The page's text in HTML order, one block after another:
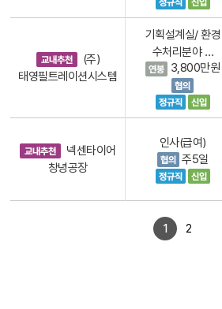
(주)
태영필트레이션시스템
기획설계실/ 환경
수처리분야 …
3,800만원
넥센타이어
창녕공장
인사(급여)
주5일
1 2